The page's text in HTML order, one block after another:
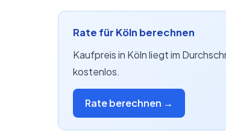
Rate für Köln berechnen
Kaufpreis in Köln liegt im
kostenlos.
Rate berechnen →